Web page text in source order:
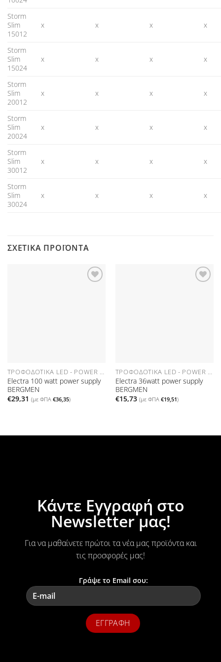
Storm
Slim
15012
x x x x
Storm
Slim
15024
x x x x
Storm
Slim
20012
x x x x
Storm
Slim
20024
x x x x
Storm
Slim
30012
x x x x
Storm
Slim
30024
x x x x
ΣΧΕΤΙΚΆ ΠΡΟΪΌΝΤΑ
ΤΡΟΦΟΔΟΤΙΚΆ LED - POWER SUPPLIES
Electra 100 watt power supply
BERGMEN
€29,31 (με ΦΠΑ €36,35)
ΤΡΟΦΟΔΟΤΙΚΆ LED - POWER SUPPLIES
Electra 36watt power supply
BERGMEN
€15,73 (με ΦΠΑ €19,51)
Κάντε Εγγραφή στο
Newsletter μας!
Για να μαθαίνετε πρώτοι τα νέα μας προϊόντα και
τις προσφορές μας!
Γράψε το Email σου: